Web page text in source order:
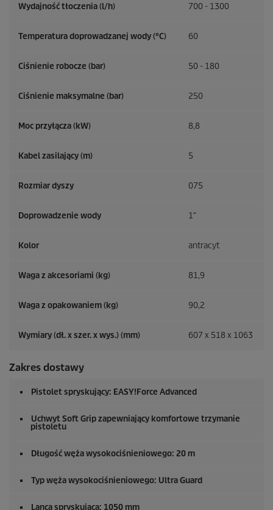
Wydajność tłoczenia (l/h) 700 - 1300
Temperatura doprowadzanej wody (°C) 60
Ciśnienie robocze (bar) 50 - 180
Ciśnienie maksymalne (bar) 250
Moc przyłącza (kW) 8,8
Kabel zasilający (m) 5
Rozmiar dyszy 075
Doprowadzenie wody 1″
Kolor antracyt
Waga z akcesoriami (kg) 81,9
Waga z opakowaniem (kg) 90,2
Wymiary (dł. x szer. x wys.) (mm) 607 x 518 x 1063
Zakres dostawy
Pistolet spryskujący: EASY!Force Advanced
Uchwyt Soft Grip zapewniający komfortowe trzymanie
pistoletu
Długość węża wysokociśnieniowego: 20 m
Typ węża wysokociśnieniowego: Ultra Guard
Lanca spryskująca: 1050 mm